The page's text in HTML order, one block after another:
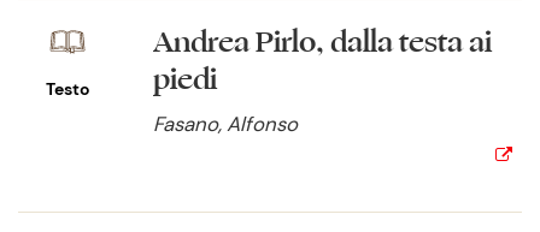
Testo
Andrea Pirlo, dalla testa ai
piedi
Fasano, Alfonso